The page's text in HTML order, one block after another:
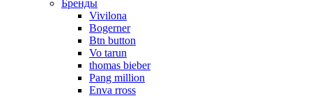
Бренды
Vivilona
Bogerner
Btn button
Vo tarun
thomas bieber
Pang million
Enva rross